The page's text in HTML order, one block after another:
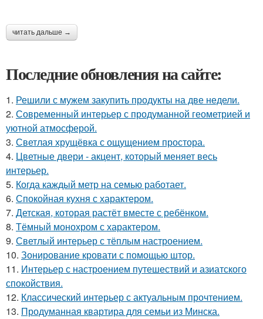
читать дальше →
Последние обновления на сайте:
1. Решили с мужем закупить продукты на две недели.
2. Современный интерьер с продуманной геометрией и
уютной атмосферой.
3. Светлая хрущёвка с ощущением простора.
4. Цветные двери - акцент, который меняет весь
интерьер.
5. Когда каждый метр на семью работает.
6. Спокойная кухня с характером.
7. Детская, которая растёт вместе с ребёнком.
8. Тёмный монохром с характером.
9. Светлый интерьер с тёплым настроением.
10. Зонирование кровати с помощью штор.
11. Интерьер с настроением путешествий и азиатского
спокойствия.
12. Классический интерьер с актуальным прочтением.
13. Продуманная квартира для семьи из Минска.